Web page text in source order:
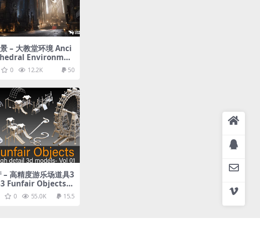
– 大教堂环境 Anci
Environmen
0 12.2K 50
– 高精度游乐场道具3
Funfair Objects-
detail 3d mod
0 55.0K 15.5